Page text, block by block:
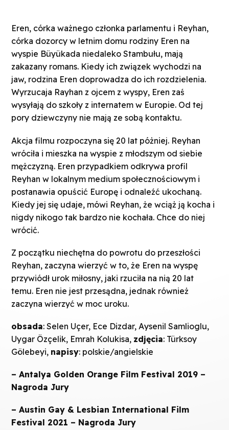
Eren, córka ważnego członka parlamentu i Reyhan,
córka dozorcy w letnim domu rodziny Eren na
wyspie Büyükada niedaleko Stambułu, mają
zakazany romans. Kiedy ich związek wychodzi na
jaw, rodzina Eren doprowadza do ich rozdzielenia.
Wyrzucaja Rayhan z ojcem z wyspy, Eren zaś
wysyłają do szkoły z internatem w Europie. Od tej
pory dziewczyny nie mają ze sobą kontaktu.
Akcja filmu rozpoczyna się 20 lat póżniej. Reyhan
wróciła i mieszka na wyspie z młodszym od siebie
mężczyzną. Eren przypadkiem odkrywa profil
Reyhan w lokalnym medium społecznościowym i
postanawia opuścić Europę i odnaleźć ukochaną.
Kiedy jej się udaje, mówi Reyhan, że wciąż ją kocha i
nigdy nikogo tak bardzo nie kochała. Chce do niej
wrócić.
Z początku niechętna do powrotu do przeszłości
Reyhan, zaczyna wierzyć w to, że Eren na wyspę
przywiódł urok miłosny, jaki rzuciła na nią 20 lat
temu. Eren nie jest przesądna, jednak również
zaczyna wierzyć w moc uroku.
obsada: Selen Uçer, Ece Dizdar, Aysenil Samlioglu,
Uygar Özçelik, Emrah Kolukisa, zdjęcia: Türksoy
Gölebeyi, napisy: polskie/angielskie
– Antalya Golden Orange Film Festival 2019 –
Nagroda Jury
– Austin Gay & Lesbian International Film
Festival 2021 – Nagroda Jury